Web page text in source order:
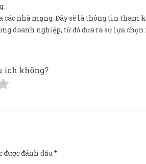
các nhà mạng. Đây sẽ là thông tin tham
doanh nghiệp, từ đó đưa ra sự lựa
ích không?
được đánh dấu*